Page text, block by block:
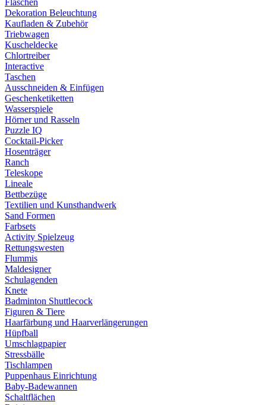
Flaschen
Dekoration Beleuchtung
Kaufladen & Zubehör
Triebwagen
Kuscheldecke
Chlortreiber
Interactive
Taschen
Ausschneiden & Einfügen
Geschenketiketten
Wasserspiele
Hörner und Rasseln
Puzzle IQ
Cocktail-Picker
Hosenträger
Ranch
Teleskope
Lineale
Bettbezüge
Textilien und Kunsthandwerk
Sand Formen
Farbsets
Activity Spielzeug
Rettungswesten
Flummis
Maldesigner
Schulagenden
Knete
Badminton Shuttlecock
Figuren & Tiere
Haarfärbung und Haarverlängerungen
Hüpfball
Umschlagpapier
Stressbälle
Tischlampen
Puppenhaus Einrichtung
Baby-Badewannen
Schaltflächen